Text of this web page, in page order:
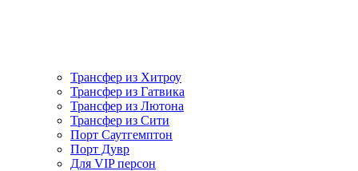
Трансфер из Хитроу
Трансфер из Гатвика
Трансфер из Лютона
Трансфер из Сити
Порт Саутгемптон
Порт Дувр
Для VIP персон